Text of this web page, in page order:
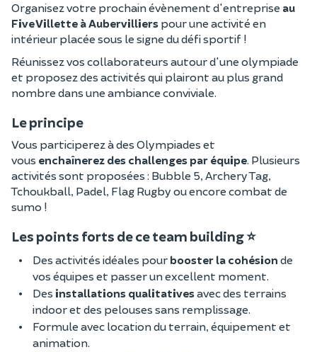
Organisez votre prochain évènement d'entreprise au
Five Villette à Aubervilliers pour une activité en
intérieur placée sous le signe du défi sportif !
Réunissez vos collaborateurs autour d'une olympiade
et proposez des activités qui plairont au plus grand
nombre dans une ambiance conviviale.
Le principe
Vous participerez à des Olympiades et
vous enchaînerez des challenges par équipe. Plusieurs
activités sont proposées : Bubble 5, Archery Tag,
Tchoukball, Padel, Flag Rugby ou encore combat de
sumo !
Les points forts de ce team building ⭐
Des activités idéales pour booster la cohésion de
vos équipes et passer un excellent moment.
Des installations qualitativesavec des terrains
indoor et des pelouses sans remplissage.
Formule avec location du terrain, équipement et
animation.